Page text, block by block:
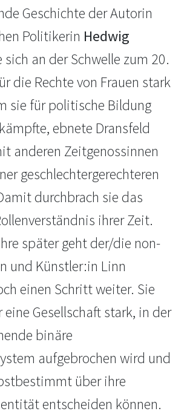
Geschichte der Autorin
Politikerin Hedwig
sich an der Schwelle zum 20.
die Rechte von Frauen stark
sie für politische Bildung
ebnete Dransfeld
anderen Zeitgenossinnen
geschlechtergerechteren
durchbrach sie das
ihrer Zeit.
später geht der/die non-
und Künstler:in Linn
einen Schritt weiter. Sie
Gesellschaft stark, in der
binäre
aufgebrochen wird und
über ihre
entscheiden können.